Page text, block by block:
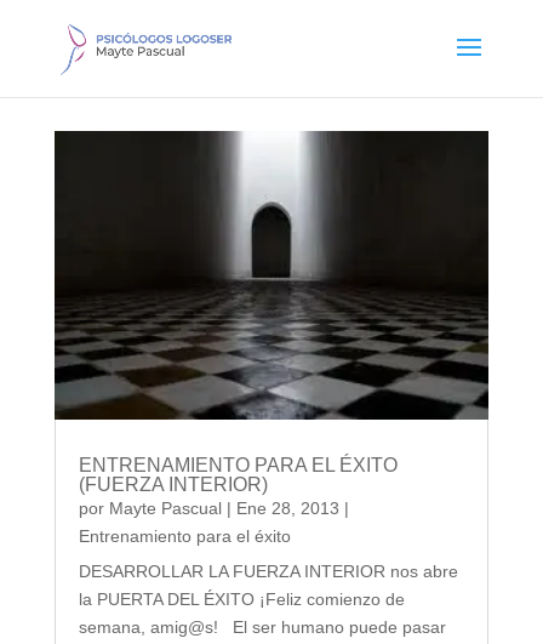
ENTRENAMIENTO PARA EL ÉXITO
(FUERZA INTERIOR)
por Mayte Pascual| Ene 28, 2013 |
Entrenamiento para el éxito
DESARROLLAR LA FUERZA INTERIOR nos abre
la PUERTA DEL ÉXITO ¡Feliz comienzo de
semana, amig@s! El ser humano puede pasar